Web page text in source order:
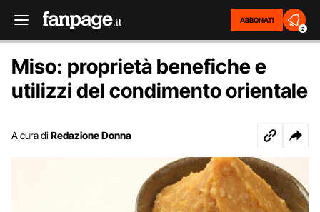
ABBONATI
2
Miso: proprietà benefiche e
utilizzi del condimento orientale
A cura di Redazione Donna